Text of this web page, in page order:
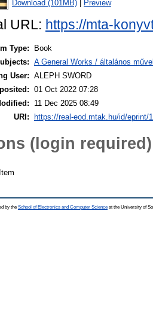
Download (101MB) Preview
URL: https://mta-
Type:
Book
A General Works / általános
User: ALEPH SWORD
01 Oct 2022 07:28
11 Dec 2025 08:49
URI:
https://real-eod.mtak.hu/id/eprint/
(login required)
by the School of Electronics and Computer Science at the University of